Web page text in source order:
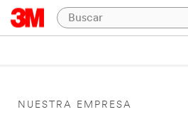
NUESTRA EMPRESA